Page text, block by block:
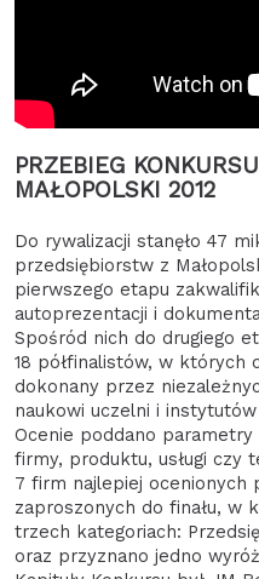
PRZEBIEG
MAŁOPOLSKI 2012
Do rywalizacji stanęło 47
przedsiębiorstw z
pierwszego etapu
autoprezentacji i
Spośród nich do drugiego
18 półfinalistów, w których
dokonany przez
naukowi uczelni i
Ocenie poddano parametry
firmy, produktu, usługi czy
7 firm najlepiej ocenionych
zaproszonych do finału, w
trzech kategoriach:
oraz przyznano jedno